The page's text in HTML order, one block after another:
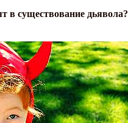
в существование дьявола?